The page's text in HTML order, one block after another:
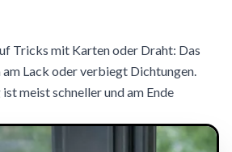
Tricks mit Karten oder Draht: Das
Lack oder verbiegt Dichtungen.
meist schneller und am Ende